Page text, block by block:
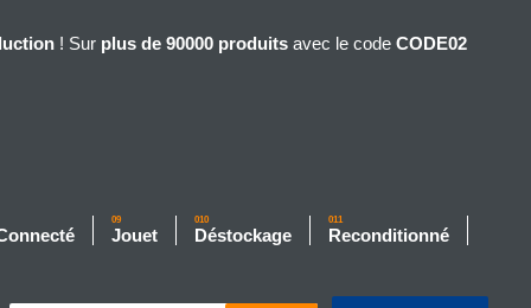
! Sur plus de 90000 produits avec le code CODE02
09
Jouet
010
Déstockage
011
Reconditionné